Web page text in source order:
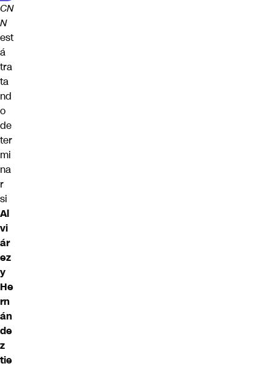
CN
N
est
á
tra
ta
nd
o
de
ter
mi
na
r
si
Al
vi
ár
ez
y
He
rn
án
de
z
tie